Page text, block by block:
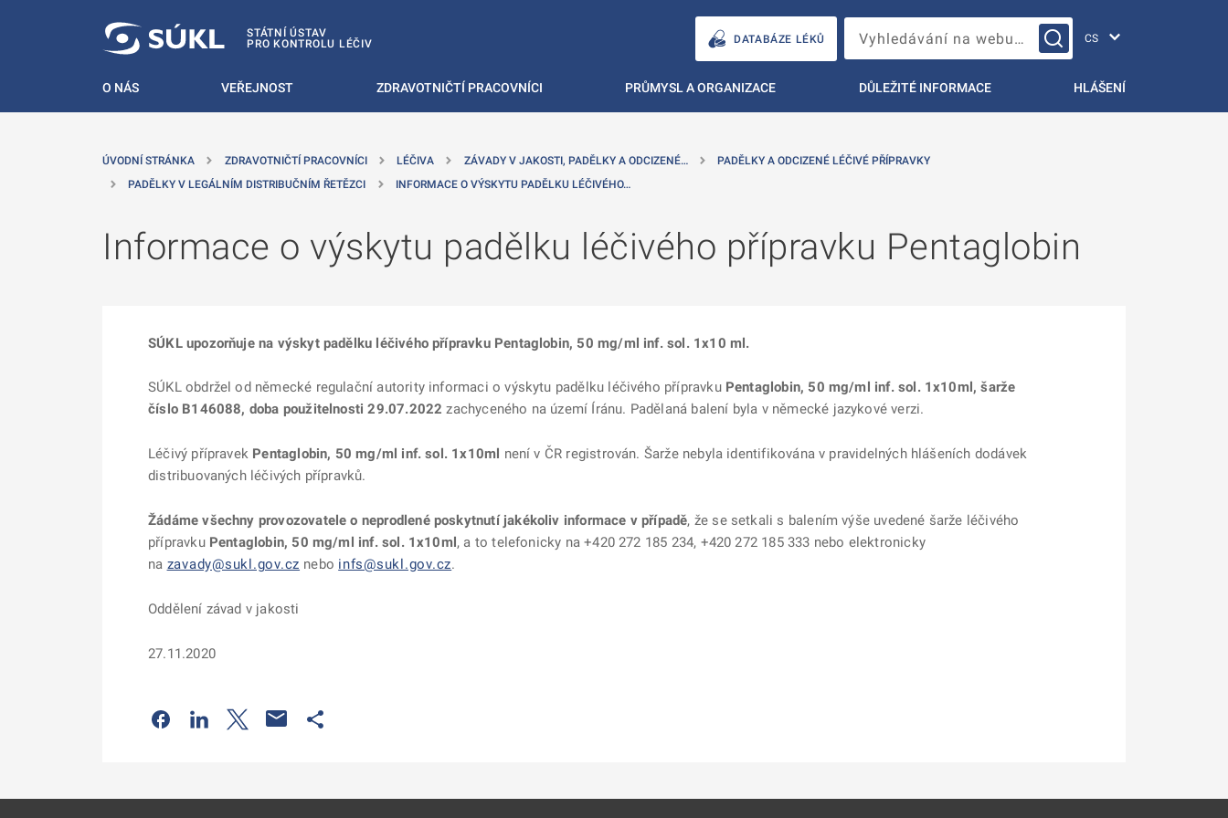
STÁTNÍ ÚSTAV
PRO KONTROLU LÉČIV
DATABÁZE LÉKŮ Vyhledávání na webu…
O NÁS VEŘEJNOST ZDRAVOTNIČTÍ PRACOVNÍCI PRŮMYSL A ORGANIZACE DŮLEŽITÉ INFORMACE HLÁŠENÍ
ÚVODNÍ STRÁNKA ZDRAVOTNIČTÍ PRACOVNÍCI LÉČIVA ZÁVADY V JAKOSTI, PADĚLKY A ODCIZENÉ…
PADĚLKY A ODCIZENÉ LÉČIVÉ PŘÍPRAVKY
PADĚLKY V LEGÁLNÍM DISTRIBUČNÍM ŘETĚZCI
INFORMACE O VÝSKYTU PADĚLKU LÉČIVÉHO…
Informace o výskytu padělku léčivého přípravku Pentaglobin
SÚKL upozorňuje na výskyt padělku léčivého přípravku Pentaglobin, 50 mg/ml inf. sol. 1x10 ml.
SÚKL obdržel od německé regulační autority informaci o výskytu padělku léčivého přípravku Pentaglobin, 50 mg/ml inf. sol. 1x10ml, šarže
číslo B146088, doba použitelnosti 29.07.2022 zachyceného na území Íránu. Padělaná balení byla v německé jazykové verzi.
Léčivý přípravek Pentaglobin, 50 mg/ml inf. sol. 1x10ml není v ČR registrován. Šarže nebyla identifikována v pravidelných hlášeních dodávek
distribuovaných léčivých přípravků.
Žádáme všechny provozovatele o neprodlené poskytnutí jakékoliv informace v případě, že se setkali s balením výše uvedené šarže léčivého
přípravku Pentaglobin, 50 mg/ml inf. sol. 1x10ml, a to telefonicky na +420 272 185 234, +420 272 185 333 nebo elektronicky
na zavady@sukl.gov.cz nebo infs@sukl.gov.cz.
Oddělení závad v jakosti
27.11.2020
Odkaz se otevře na nové kartě
Odkaz se otevře na nové kartě
Odkaz se otevře na nové kartě